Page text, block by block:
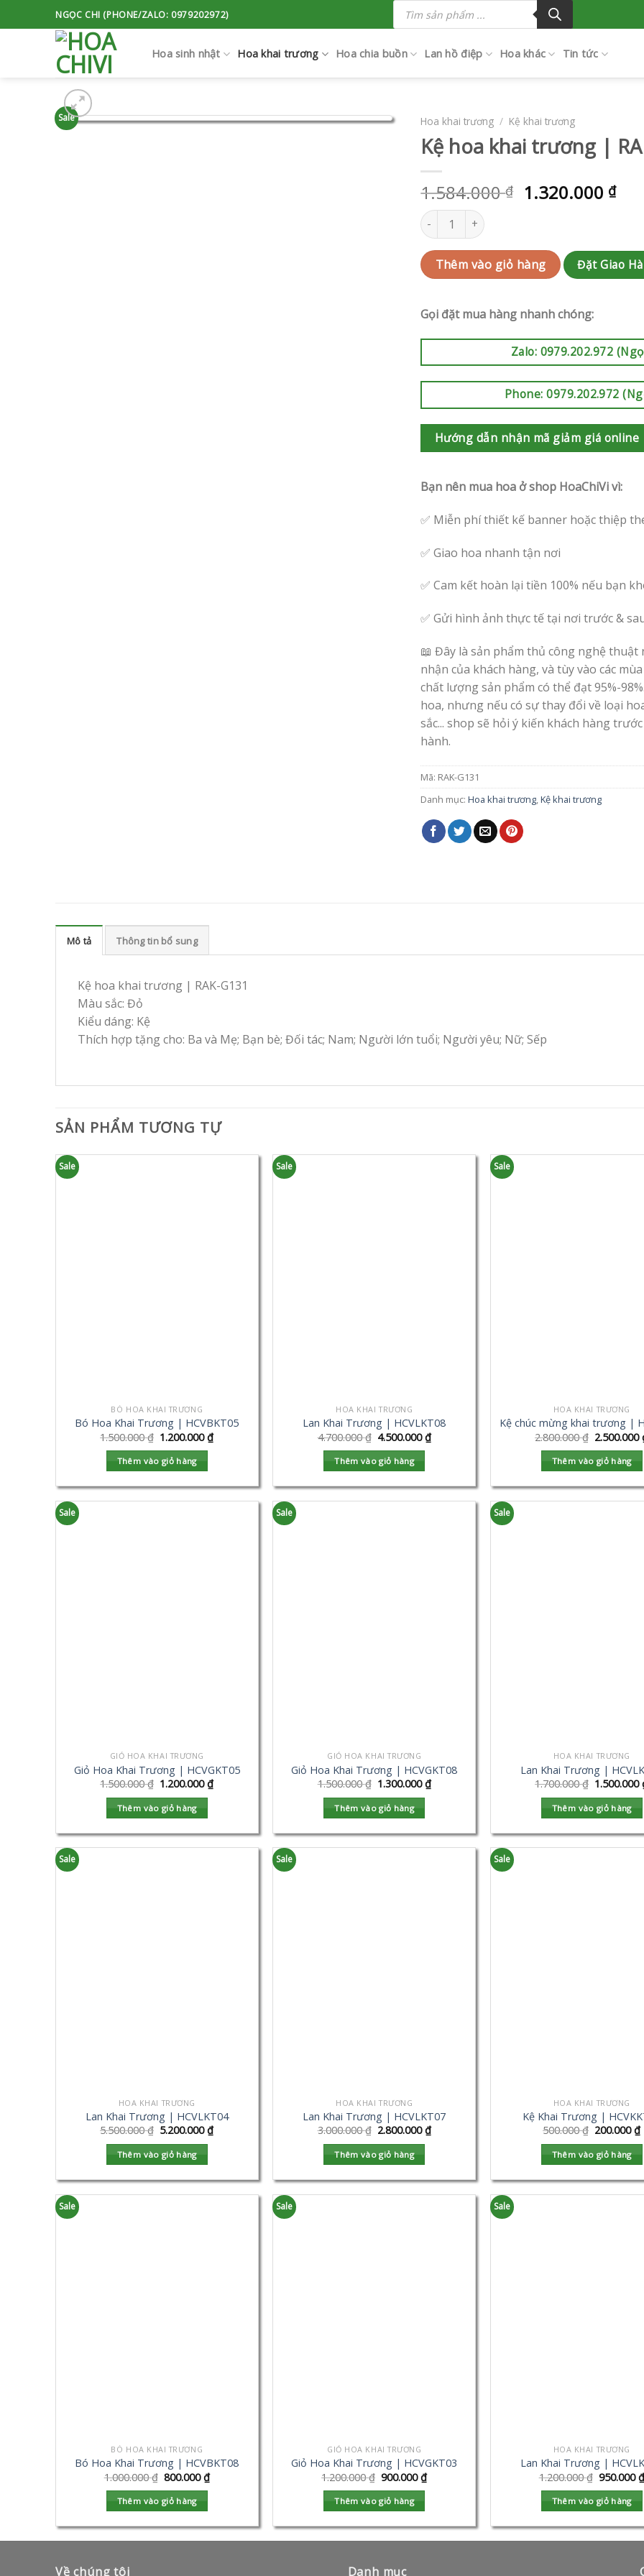
to
NGỌC CHI (PHONE/ZALO: 0979202972)
Tìm
kiếm
phẩm
Hoa sinh nhật Hoa khai trương Hoa chia buồn Lan hồ điệp Hoa khác Tin tức
Sale Hoa khai trương / Kệ khai trương
Kệ hoa khai trương |
1.584.000₫ 1.320.000 ₫
Kệ hoa khai trương | RAK-G131 số lượng
Thêm vào giỏ hàng Đặt Giao
Gọi đặt mua hàng nhanh chóng:
Zalo: 0979.202.972
Phone: 0979.202.972
Hướng dẫn nhận mã giảm giá online
Bạn nên mua hoa ở shop HoaChiVi vì:
✅ Miễn phí thiết kế banner hoặc thiệp
✅ Giao hoa nhanh tận nơi
✅ Cam kết hoàn lại tiền 100% nếu bạn
✅ Gửi hình ảnh thực tế tại nơi trước &
📖 Đây là sản phẩm thủ công nghệ thuật
nhận của khách hàng, và tùy vào các
chất lượng sản phẩm có thể đạt 95%-
hoa, nhưng nếu có sự thay đổi về loại
sắc... shop sẽ hỏi ý kiến khách hàng
hành.
Mã: RAK-G131
Danh mục:Hoa khai trương,Kệ khai trương
Mô tả Thông tin bổ sung
Kệ hoa khai trương | RAK-G131
Màu sắc: Đỏ
Kiểu dáng: Kệ
Thích hợp tặng cho: Ba và Mẹ; Bạn bè; Đối tác; Nam; Người lớn tuổi; Người yêu; Nữ; Sếp
SẢN PHẨM TƯƠNG TỰ
Sale
BÓ HOA KHAI TRƯƠNG
Bó Hoa Khai Trương | HCVBKT05
1.500.000₫ 1.200.000₫
Thêm vào giỏ hàng
Sale
HOA KHAI TRƯƠNG
Lan Khai Trương | HCVLKT08
4.700.000₫ 4.500.000₫
Thêm vào giỏ hàng
Sale
HOA KHAI TRƯƠNG
Kệ chúc mừng khai trương |
2.800.000₫ 2.500.000
Thêm vào giỏ hàng
Sale
GIỎ HOA KHAI TRƯƠNG
Giỏ Hoa Khai Trương | HCVGKT05
1.500.000₫ 1.200.000₫
Thêm vào giỏ hàng
Sale
GIỎ HOA KHAI TRƯƠNG
Giỏ Hoa Khai Trương | HCVGKT08
1.500.000₫ 1.300.000₫
Thêm vào giỏ hàng
Sale
HOA KHAI TRƯƠNG
Lan Khai Trương |
1.700.000₫ 1.500.000
Thêm vào giỏ hàng
Sale
HOA KHAI TRƯƠNG
Lan Khai Trương | HCVLKT04
5.500.000₫ 5.200.000₫
Thêm vào giỏ hàng
Sale
HOA KHAI TRƯƠNG
Lan Khai Trương | HCVLKT07
3.000.000₫ 2.800.000₫
Thêm vào giỏ hàng
Sale
HOA KHAI TRƯƠNG
Kệ Khai Trương |
500.000₫ 200.000₫
Thêm vào giỏ hàng
Sale
BÓ HOA KHAI TRƯƠNG
Bó Hoa Khai Trương | HCVBKT08
1.000.000₫ 800.000₫
Thêm vào giỏ hàng
Sale
GIỎ HOA KHAI TRƯƠNG
Giỏ Hoa Khai Trương | HCVGKT03
1.200.000₫ 900.000₫
Thêm vào giỏ hàng
Sale
HOA KHAI TRƯƠNG
Lan Khai Trương |
1.200.000₫ 950.000₫
Thêm vào giỏ hàng
Về chúng tôi Danh mục